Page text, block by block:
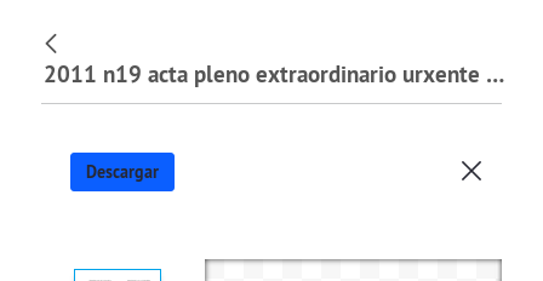
2011 n19 acta pleno extraordinario urxente 29.11.2011.pdf
Descargar